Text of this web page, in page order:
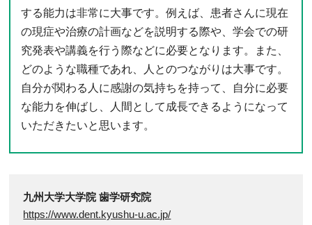
する能力は非常に大事です。例えば、患者さんに現在
の現症や治療の計画などを説明する際や、学会での研
究発表や講義を行う際などに必要となります。また、
どのような職種であれ、人とのつながりは大事です。
自分が関わる人に感謝の気持ちを持って、自分に必要
な能力を伸ばし、人間として成長できるようになって
いただきたいと思います。
九州大学大学院 歯学研究院
https://www.dent.kyushu-u.ac.jp/